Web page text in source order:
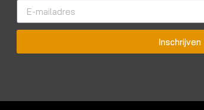
Inschrijven